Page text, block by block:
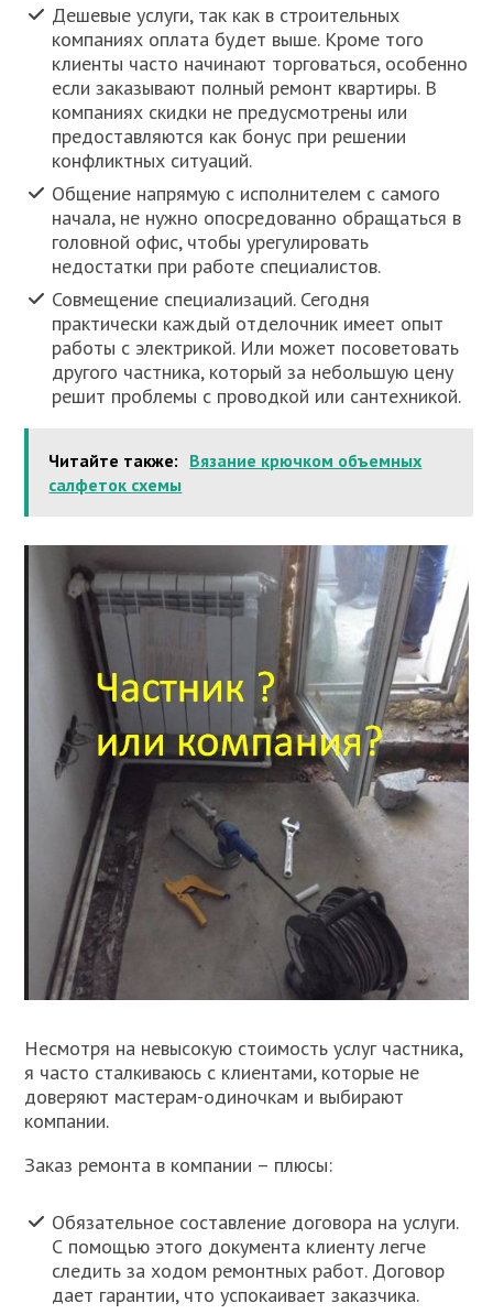
Дешевые услуги, так как в строительных
компаниях оплата будет выше. Кроме того
клиенты часто начинают торговаться, особенно
если заказывают полный ремонт квартиры. В
компаниях скидки не предусмотрены или
предоставляются как бонус при решении
конфликтных ситуаций.
Общение напрямую с исполнителем с самого
начала, не нужно опосредованно обращаться в
головной офис, чтобы урегулировать
недостатки при работе специалистов.
Совмещение специализаций. Сегодня
практически каждый отделочник имеет опыт
работы с электрикой. Или может посоветовать
другого частника, который за небольшую цену
решит проблемы с проводкой или сантехникой.
Читайте также: Вязание крючком объемных
салфеток схемы
Несмотря на невысокую стоимость услуг частника,
я часто сталкиваюсь с клиентами, которые не
доверяют мастерам-одиночкам и выбирают
компании.
Заказ ремонта в компании – плюсы:
Обязательное составление договора на услуги.
С помощью этого документа клиенту легче
следить за ходом ремонтных работ. Договор
дает гарантии, что успокаивает заказчика.